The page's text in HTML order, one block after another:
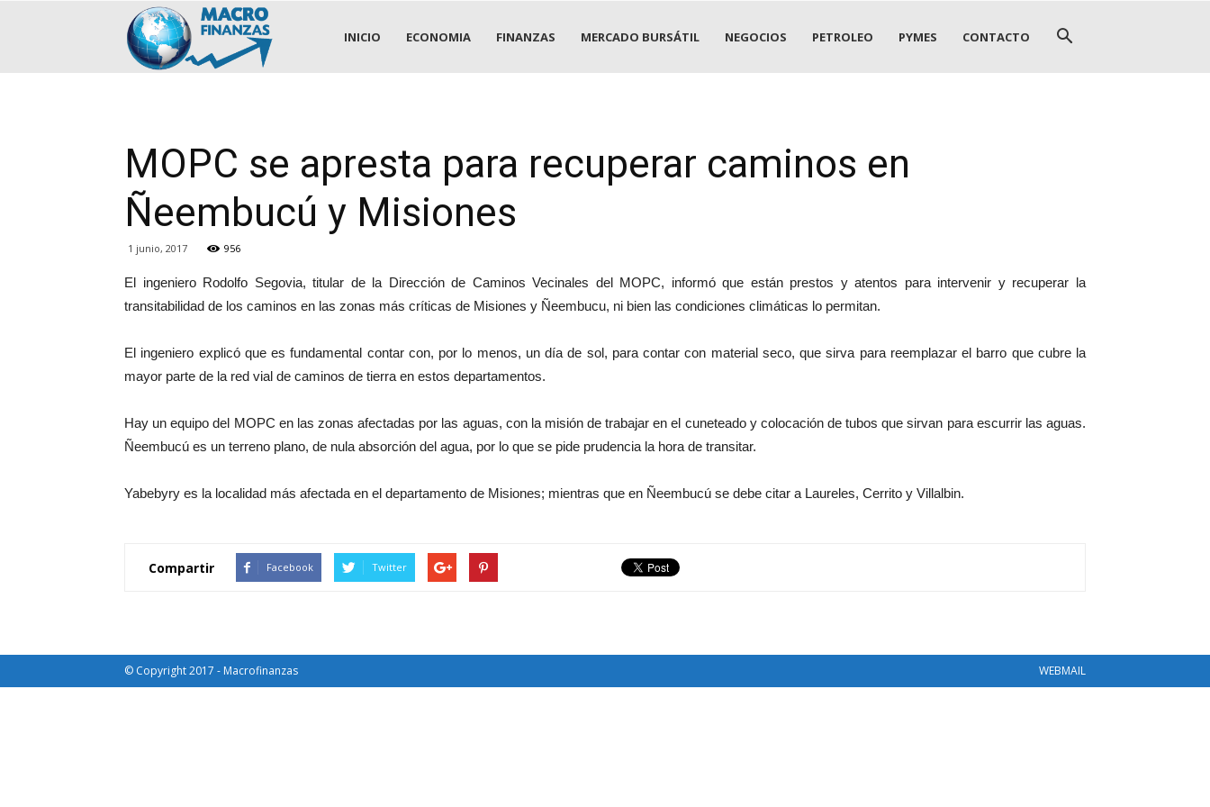
.::MACROFINANZAS::.
INICIO ECONOMIA FINANZAS MERCADO BURSÁTIL NEGOCIOS PETROLEO PYMES CONTACTO
MOPC se apresta para recuperar caminos en
Ñeembucú y Misiones
1 junio, 2017 956
El ingeniero Rodolfo Segovia, titular de la Dirección de Caminos Vecinales del MOPC, informó que están prestos y atentos para intervenir y recuperar la
transitabilidad de los caminos en las zonas más críticas de Misiones y Ñeembucu, ni bien las condiciones climáticas lo permitan.
El ingeniero explicó que es fundamental contar con, por lo menos, un día de sol, para contar con material seco, que sirva para reemplazar el barro que cubre la
mayor parte de la red vial de caminos de tierra en estos departamentos.
Hay un equipo del MOPC en las zonas afectadas por las aguas, con la misión de trabajar en el cuneteado y colocación de tubos que sirvan para escurrir las aguas.
Ñeembucú es un terreno plano, de nula absorción del agua, por lo que se pide prudencia la hora de transitar.
Yabebyry es la localidad más afectada en el departamento de Misiones; mientras que en Ñeembucú se debe citar a Laureles, Cerrito y Villalbin.
Compartir Facebook Twitter
WEBMAIL
© Copyright 2017 - Macrofinanzas